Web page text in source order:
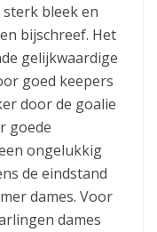
bleek en
bijschreef. Het
gelijkwaardige
goed keepers
door de goalie
goede
ongelukkig
de eindstand
dames. Voor
dames